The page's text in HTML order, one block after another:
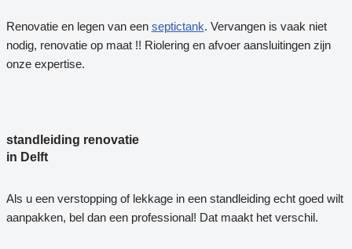
Renovatie en legen van een septictank. Vervangen is vaak niet
nodig, renovatie op maat !! Riolering en afvoer aansluitingen zijn
onze expertise.
standleiding renovatie
in Delft
Als u een verstopping of lekkage in een standleiding echt goed wilt
aanpakken, bel dan een professional! Dat maakt het verschil.